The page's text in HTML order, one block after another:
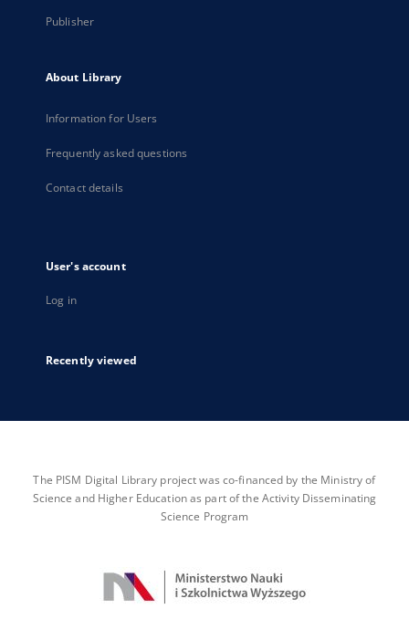
Publisher
About Library
Information for Users
Frequently asked questions
Contact details
User's account
Log in
Recently viewed
The PISM Digital Library project was co-financed by the Ministry of
Science and Higher Education as part of the Activity Disseminating
Science Program